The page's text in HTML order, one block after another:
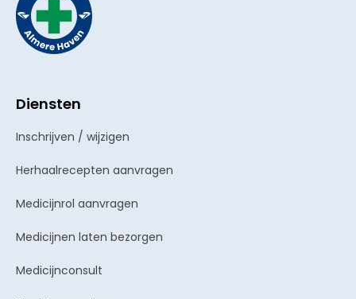
Diensten
Inschrijven / wijzigen
Herhaalrecepten aanvragen
Medicijnrol aanvragen
Medicijnen laten bezorgen
Medicijnconsult